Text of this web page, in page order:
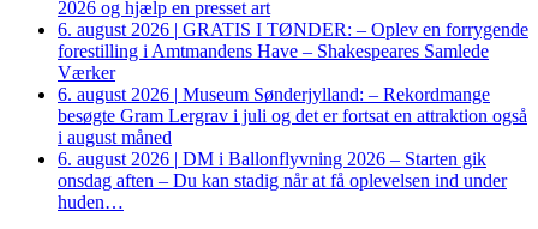
2026 og hjælp en presset art
6. august 2026 | GRATIS I TØNDER: – Oplev en forrygende
forestilling i Amtmandens Have – Shakespeares Samlede
Værker
6. august 2026 | Museum Sønderjylland: – Rekordmange
besøgte Gram Lergrav i juli og det er fortsat en attraktion også
i august måned
6. august 2026 | DM i Ballonflyvning 2026 – Starten gik
onsdag aften – Du kan stadig når at få oplevelsen ind under
huden…